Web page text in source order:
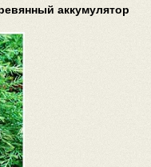
аккумулятор